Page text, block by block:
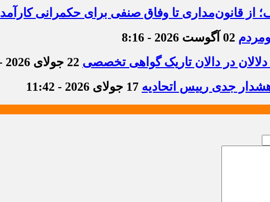
از قانون‌مداری تا وفاق صنفی برای حکمرانی کارآمد
02 آگوست 2026 - 8:16
در دالان تاریک گواهی تخصصی 22 جولای 2026 - 8:36
هشدار جدی رییس اتحادیه 17 جولای 2026 - 11:42